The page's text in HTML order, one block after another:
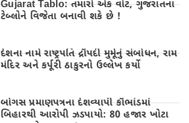
Gujarat Tablo: તમારો એક વોટ, ગુજરાતના
ટેબ્લોને વિજેતા બનાવી શકે છે !
દેશના નામે રાષ્ટ્રપતિ દ્રૌપદી મુર્મૂનું સંબોધન, રામ
મંદિર અને કર્પૂરી ઠાકુરનો ઉલ્લેખ કર્યો
બોગસ પ્રમાણપત્રના દેશવ્યાપી કૌભાંડમાં
બિહારથી આરોપી ઝડપાયો: 80 હજાર ખોટા